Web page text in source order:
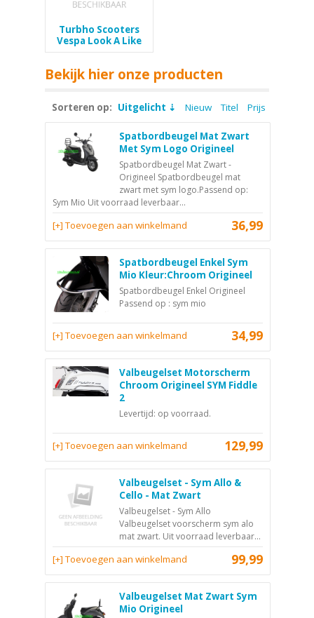
Turbho Scooters
Vespa Look A Like
Bekijk hier onze producten
Sorteren op: Uitgelicht Nieuw Titel Prijs
Spatbordbeugel Mat Zwart
Met Sym Logo Origineel
Spatbordbeugel Mat Zwart -
Origineel Spatbordbeugel mat
zwart met sym logo.Passend op:
Sym Mio Uit voorraad leverbaar...
36,99
[+] Toevoegen aan winkelmand
Spatbordbeugel Enkel Sym
Mio Kleur:Chroom Origineel
Spatbordbeugel Enkel Origineel
Passend op : sym mio
34,99
[+] Toevoegen aan winkelmand
Valbeugelset Motorscherm
Chroom Origineel SYM Fiddle
2
Levertijd: op voorraad.
129,99
[+] Toevoegen aan winkelmand
Valbeugelset - Sym Allo &
Cello - Mat Zwart
Valbeugelset - Sym Allo
Valbeugelset voorscherm sym alo
mat zwart. Uit voorraad leverbaar...
99,99
[+] Toevoegen aan winkelmand
Valbeugelset Mat Zwart Sym
Mio Origineel